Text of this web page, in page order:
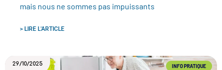
mais nous ne sommes pas impuissants
> LIRE L'ARTICLE
INFO PRATIQUE
29/10/2025